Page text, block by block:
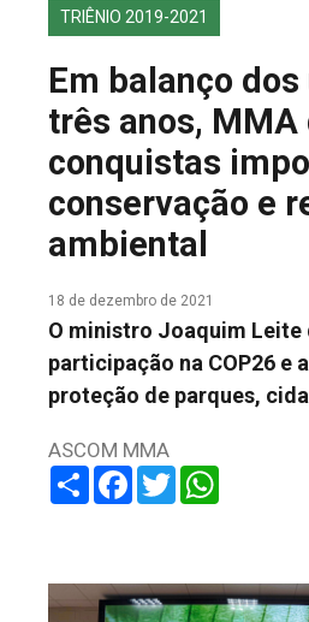
FALE CONOSCO
TRIÊNIO 2019-2021
Em balanço
três anos, MMA
conquistas
conservação e
ambiental
18 de dezembro de 2021
O ministro Joaquim Leite
participação na COP26 e
proteção de parques,
ASCOM MMA
ShareFacebook
Twitter